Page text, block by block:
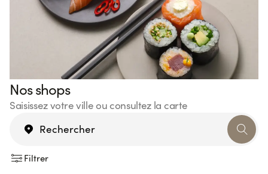
Nos shops
Saisissez votre ville ou consultez la carte
Filtrer